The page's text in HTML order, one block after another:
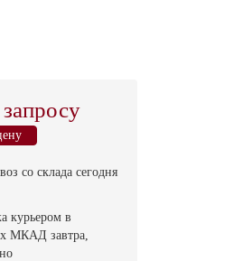
со склада cегодня
курьером в
МКАД завтра,